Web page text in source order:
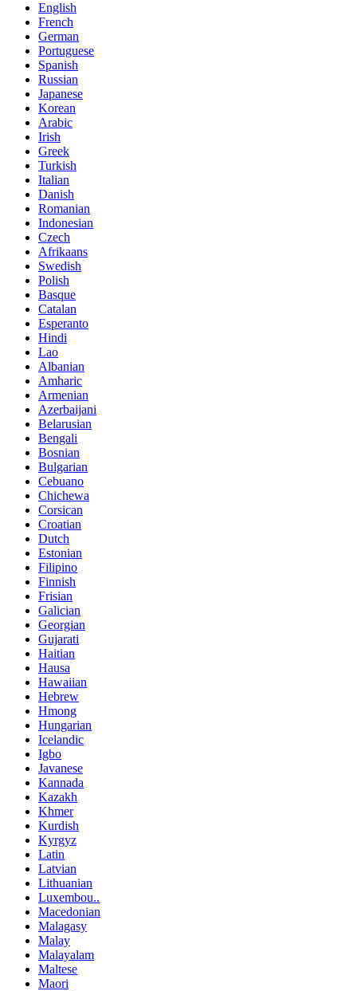
English
French
German
Portuguese
Spanish
Russian
Japanese
Korean
Arabic
Irish
Greek
Turkish
Italian
Danish
Romanian
Indonesian
Czech
Afrikaans
Swedish
Polish
Basque
Catalan
Esperanto
Hindi
Lao
Albanian
Amharic
Armenian
Azerbaijani
Belarusian
Bengali
Bosnian
Bulgarian
Cebuano
Chichewa
Corsican
Croatian
Dutch
Estonian
Filipino
Finnish
Frisian
Galician
Georgian
Gujarati
Haitian
Hausa
Hawaiian
Hebrew
Hmong
Hungarian
Icelandic
Igbo
Javanese
Kannada
Kazakh
Khmer
Kurdish
Kyrgyz
Latin
Latvian
Lithuanian
Luxembou..
Macedonian
Malagasy
Malay
Malayalam
Maltese
Maori